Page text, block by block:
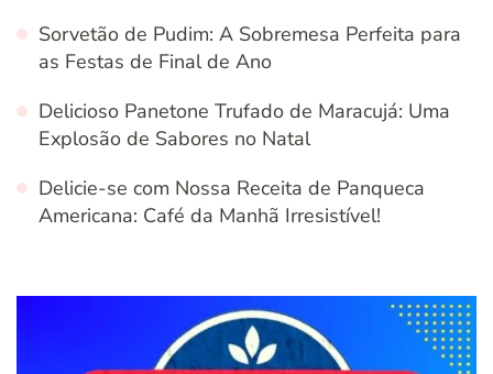
Sorvetão de Pudim: A Sobremesa Perfeita para
as Festas de Final de Ano
Delicioso Panetone Trufado de Maracujá: Uma
Explosão de Sabores no Natal
Delicie-se com Nossa Receita de Panqueca
Americana: Café da Manhã Irresistível!